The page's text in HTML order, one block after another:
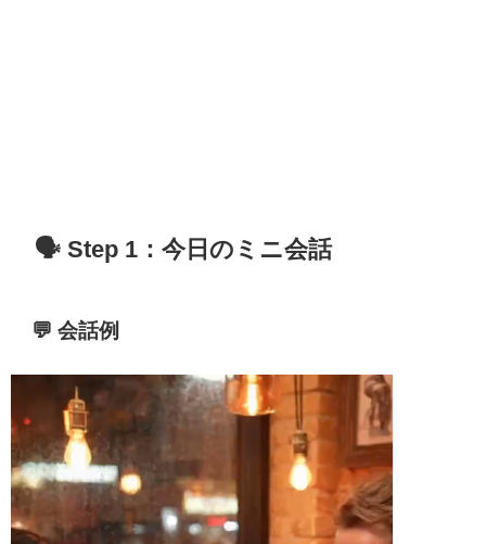
🗣️ Step 1：今日のミニ会話
💬 会話例
画
プ
レ
ー